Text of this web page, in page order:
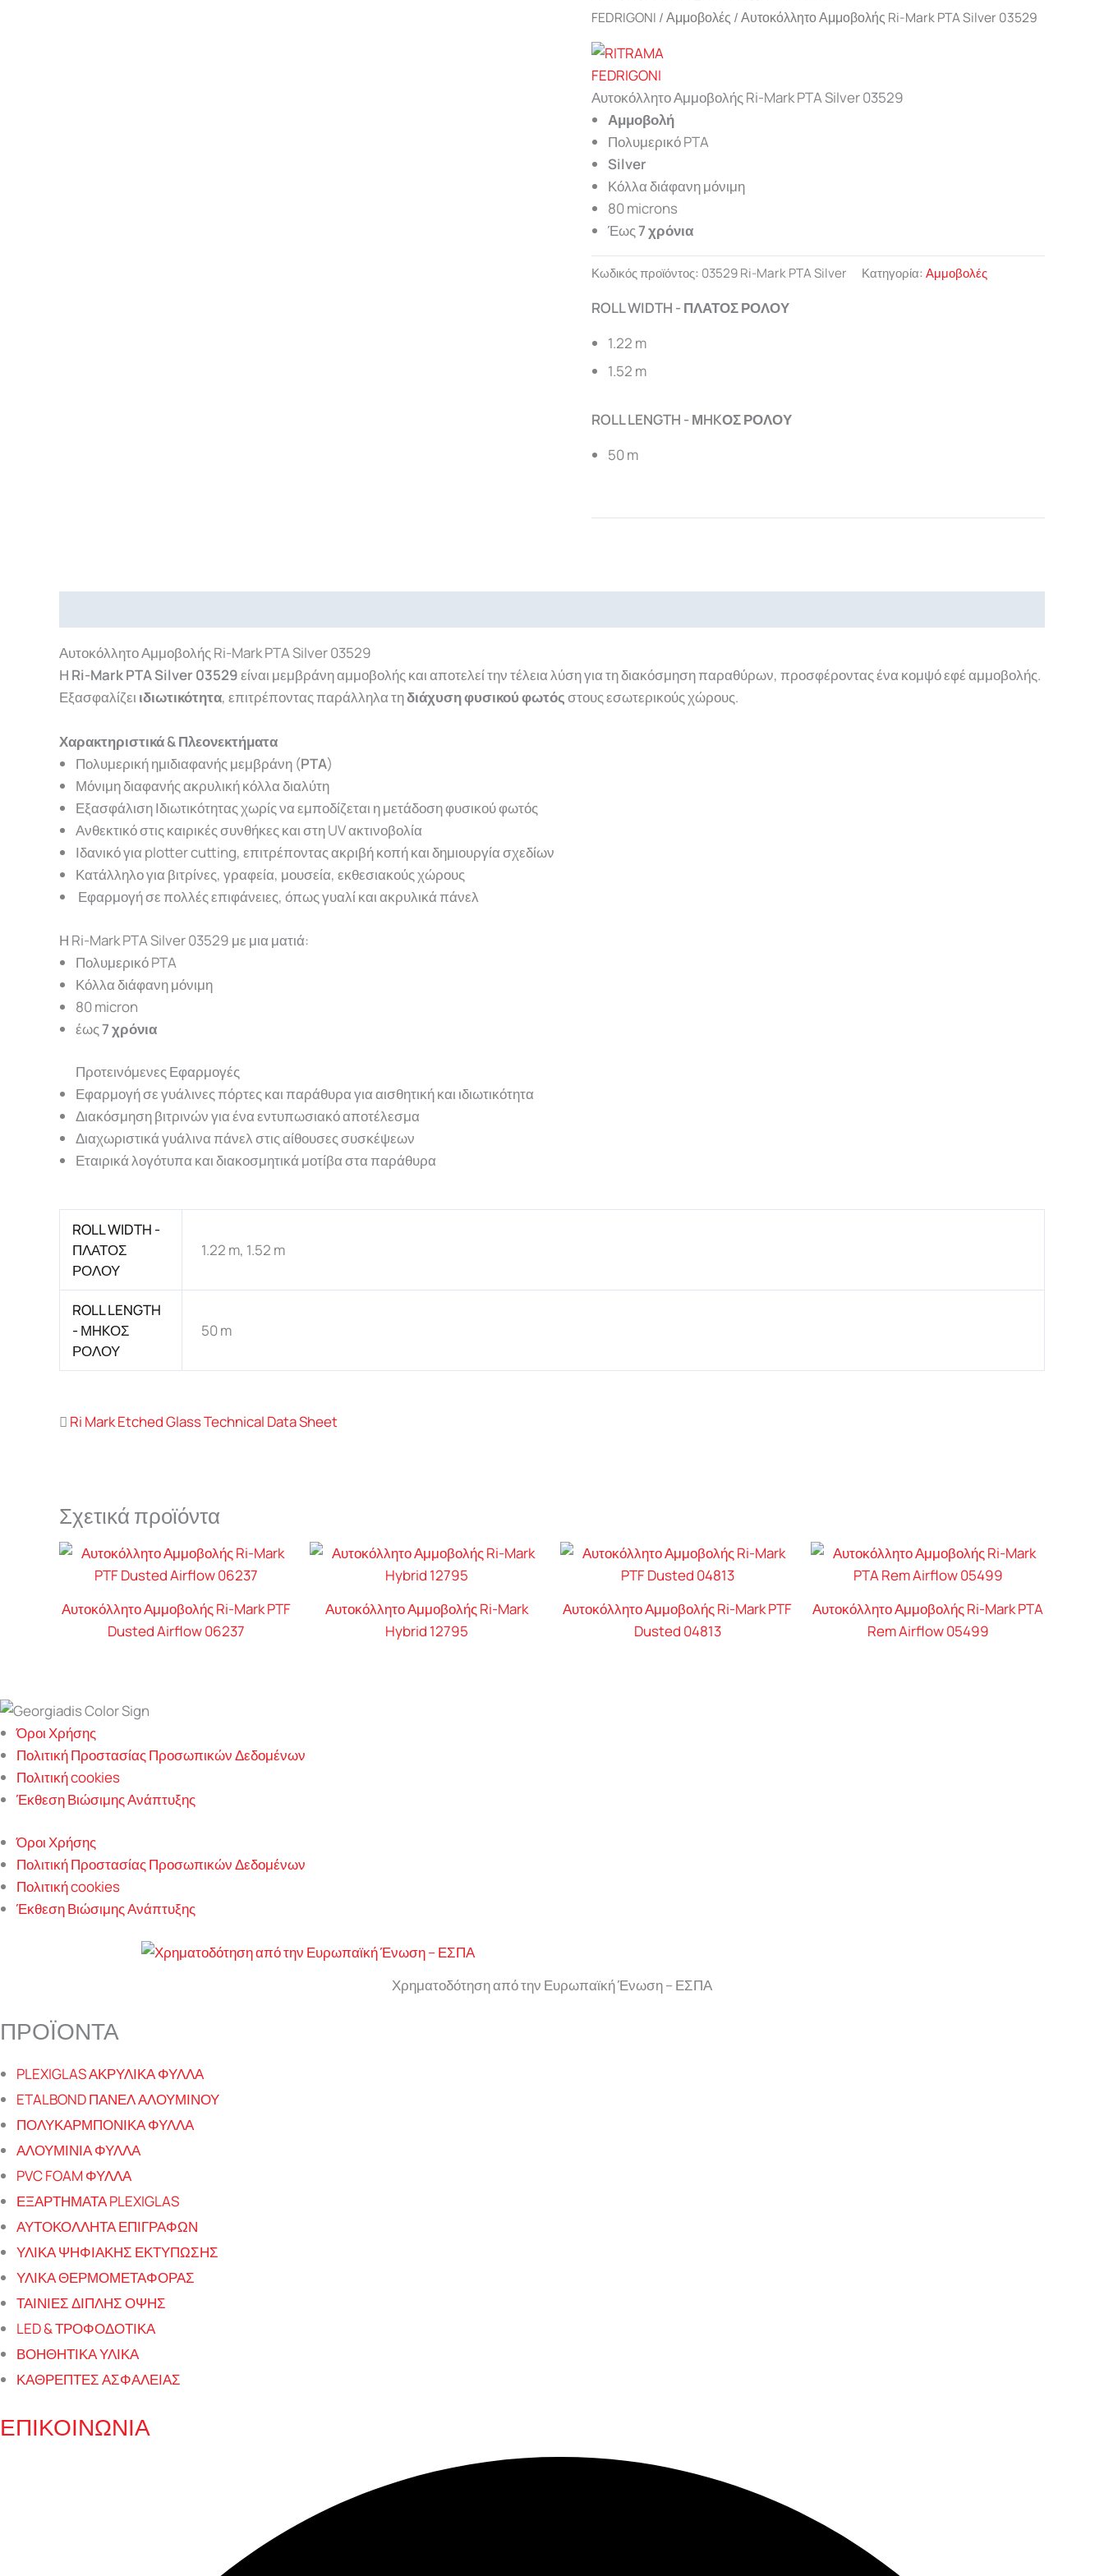
FEDRIGONI /Αμμοβολές / Αυτοκόλλητο Αμμοβολής Ri-Mark PTA Silver 03529
Αυτοκόλλητο Αμμοβολής Ri-Mark PTA Silver 03529
Αμμοβολή
Πολυμερικό PTA
Silver
Κόλλα διάφανη μόνιμη
80 microns
Έως7 χρόνια
Κωδικός προϊόντος: 03529 Ri-Mark PTA Silver Κατηγορία:Αμμοβολές
ROLL WIDTH - ΠΛΑΤΟΣ ΡΟΛΟΥ
1.22 m
1.52 m
ROLL LENGTH - ΜHKΟΣ ΡΟΛΟΥ
50 m
Αυτοκόλλητο Αμμοβολής Ri-Mark PTA Silver 03529
Η Ri-Mark PTA Silver 03529είναι μεμβράνη αμμοβολής και αποτελεί την τέλεια λύση για τη διακόσμηση παραθύρων, προσφέροντας ένα κομψό εφέ αμμοβολής.
Εξασφαλίζει ιδιωτικότητα, επιτρέποντας παράλληλα τηδιάχυση φυσικού φωτόςστους εσωτερικούς χώρους.
Χαρακτηριστικά & Πλεονεκτήματα
Πολυμερική ημιδιαφανής μεμβράνη (PTA)
Μόνιμη διαφανής ακρυλική κόλλα διαλύτη
Εξασφάλιση Ιδιωτικότητας χωρίς να εμποδίζεται η μετάδοση φυσικού φωτός
Ανθεκτικό στις καιρικές συνθήκες και στη UV ακτινοβολία
Ιδανικό για plotter cutting, επιτρέποντας ακριβή κοπή και δημιουργία σχεδίων
Κατάλληλο για βιτρίνες, γραφεία, μουσεία, εκθεσιακούς χώρους
Εφαρμογή σε πολλές επιφάνειες, όπως γυαλί και ακρυλικά πάνελ
Η Ri-Mark PTA Silver 03529 με μια ματιά:
Πολυμερικό PTA
Κόλλα διάφανη μόνιμη
80 micron
έως7 χρόνια
Προτεινόμενες Εφαρμογές
Εφαρμογή σε γυάλινες πόρτες και παράθυρα για αισθητική και ιδιωτικότητα
Διακόσμηση βιτρινών για ένα εντυπωσιακό αποτέλεσμα
Διαχωριστικά γυάλινα πάνελ στις αίθουσες συσκέψεων
Εταιρικά λογότυπα και διακοσμητικά μοτίβα στα παράθυρα
ROLL WIDTH -
ΠΛΑΤΟΣ
ΡΟΛΟΥ
1.22 m, 1.52 m
ROLL LENGTH
- ΜHKΟΣ
ΡΟΛΟΥ
50 m
Ri Mark Etched Glass Technical Data Sheet
Σχετικά προϊόντα
Αυτοκόλλητο Αμμοβολής Ri-Mark PTF
Dusted Airflow 06237
Αυτοκόλλητο Αμμοβολής Ri-Mark
Hybrid 12795
Αυτοκόλλητο Αμμοβολής Ri-Mark PTF
Dusted 04813
Αυτοκόλλητο Αμμοβολής Ri-Mark PTA
Rem Airflow 05499
Όροι Χρήσης
Πολιτική Προστασίας Προσωπικών Δεδομένων
Πολιτική cookies
Έκθεση Βιώσιμης Ανάπτυξης
Όροι Χρήσης
Πολιτική Προστασίας Προσωπικών Δεδομένων
Πολιτική cookies
Έκθεση Βιώσιμης Ανάπτυξης
Χρηματοδότηση από την Ευρωπαϊκή Ένωση – ΕΣΠΑ
ΠΡΟΪΟΝΤΑ
PLEXIGLAS ΑΚΡΥΛΙΚΑ ΦΥΛΛΑ
ETALBOND ΠΑΝΕΛ ΑΛΟΥΜΙΝΟΥ
ΠΟΛΥΚΑΡΜΠΟΝΙΚΑ ΦΥΛΛΑ
ΑΛΟΥΜΙΝΙΑ ΦΥΛΛΑ
PVC FOAM ΦΥΛΛΑ
ΕΞΑΡΤΗΜΑΤΑ PLEXIGLAS
ΑΥΤΟΚΟΛΛΗΤΑ ΕΠΙΓΡΑΦΩΝ
ΥΛΙΚΑ ΨΗΦΙΑΚΗΣ ΕΚΤΥΠΩΣΗΣ
ΥΛΙΚΑ ΘΕΡΜΟΜΕΤΑΦΟΡΑΣ
ΤΑΙΝΙΕΣ ΔΙΠΛΗΣ ΟΨΗΣ
LED & ΤΡΟΦΟΔΟΤΙΚΑ
ΒΟΗΘΗΤΙΚΑ ΥΛΙΚΑ
ΚΑΘΡΕΠΤΕΣ ΑΣΦΑΛΕΙΑΣ
ΕΠΙΚΟΙΝΩΝΙΑ